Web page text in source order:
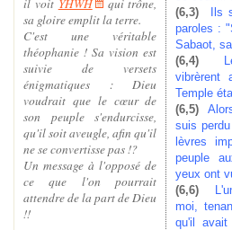
il voit YHWH
qui trône,
sa gloire emplit la terre.
C'est une véritable
théophanie ! Sa vision est
suivie de versets
énigmatiques : Dieu
voudrait que le cœur de
son peuple s'endurcisse,
qu'il soit aveugle, afin qu'il
ne se convertisse pas !?
Un message à l'opposé de
ce que l'on pourrait
attendre de la part de Dieu
!!
(6,3) Ils
paroles :
Sabaot,
(6,4)
Temple
(6,5)
suis
lèvres
peuple
yeux ont
(6,6)
moi,
qu'il